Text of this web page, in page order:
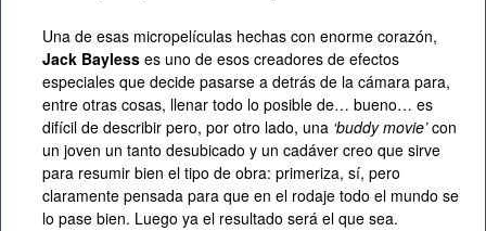
Una de esas micropelículas hechas con enorme corazón,
Jack Bayless es uno de esos creadores de efectos
especiales que decide pasarse a detrás de la cámara para,
entre otras cosas, llenar todo lo posible de… bueno… es
difícil de describir pero, por otro lado, una ‘buddy movie’con
un joven un tanto desubicado y un cadáver creo que sirve
para resumir bien el tipo de obra: primeriza, sí, pero
claramente pensada para que en el rodaje todo el mundo se
lo pase bien. Luego ya el resultado será el que sea.